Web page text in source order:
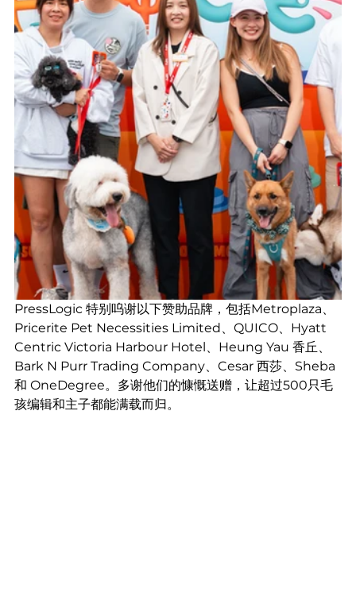
PressLogic 特别呜谢以下赞助品牌，包括Metroplaza、
Pricerite Pet Necessities Limited、QUICO、Hyatt
Centric Victoria Harbour Hotel、Heung Yau 香丘、
Bark N Purr Trading Company、Cesar 西莎、Sheba
和 OneDegree。多谢他们的慷慨送赠，让超过500只毛
孩编辑和主子都能满载而归。